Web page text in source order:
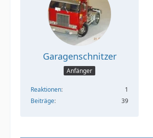
Garagenschnitzer
Anfänger
Reaktionen
1
Beiträge
39